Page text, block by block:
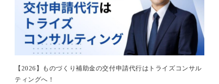
【2026】ものづくり補助金の交付申請代行はトライズコンサル
ティングへ！